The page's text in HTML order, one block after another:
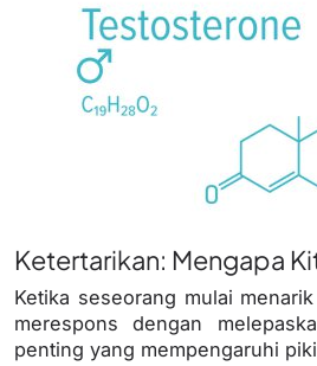
Ketertarikan: Mengapa
Ketika seseorang mulai
merespons dengan
penting yang mempengaruhi